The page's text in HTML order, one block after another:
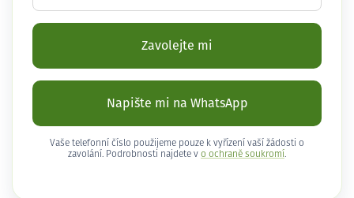
Zavolejte mi
Napište mi na WhatsApp
Vaše telefonní číslo použijeme pouze k vyřízení vaší žádosti o
zavolání. Podrobnosti najdete v o ochraně soukromí .